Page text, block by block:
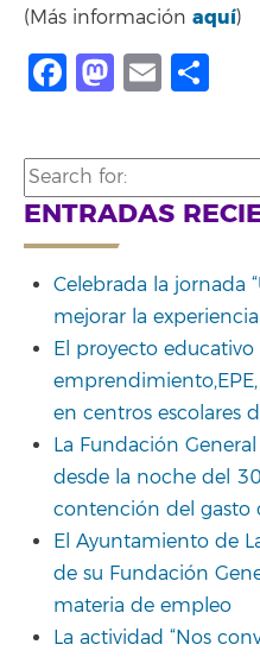
(Más información aquí)
Facebook
Email
Search
for:
ENTRADAS
Celebrada la jornada
mejorar la
El proyecto
en centros escolares
La Fundación
desde la noche del
contención del gasto
El Ayuntamiento de
de su Fundación
materia de empleo
La actividad “Nos